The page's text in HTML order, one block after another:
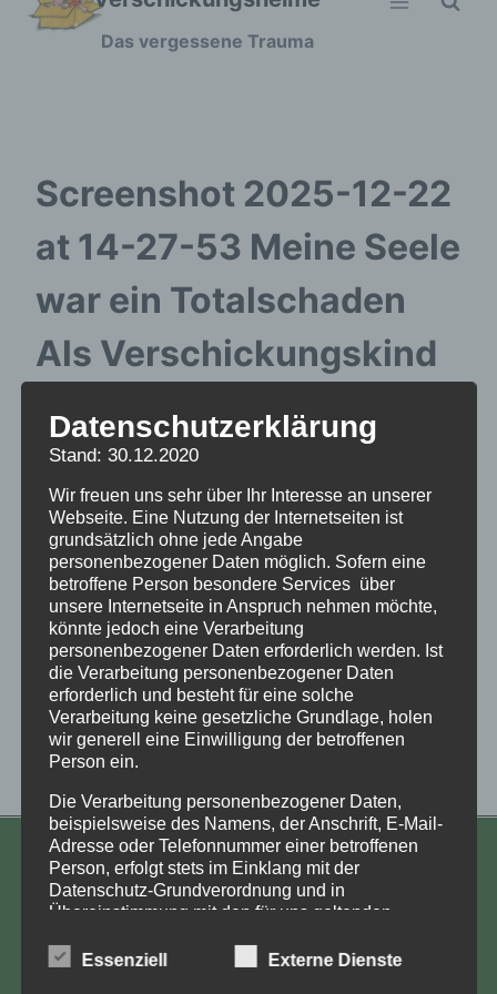
Zum
Das vergessene Trauma
Screenshot 2025-12-22
at 14-27-53 Meine Seele
war ein Totalschaden
Als Verschickungskind
wurde Markus
missbraucht – FOCUS
online
KONTAKT
Aufarbeitung und Erforschung
Anja Röhl
Datenschutzerklärung
Stand: 30.12.2020
Wir freuen uns sehr über Ihr Interesse an unserer
Webseite. Eine Nutzung der Internetseiten ist
grundsätzlich ohne jede Angabe
personenbezogener Daten möglich. Sofern eine
betroffene Person besondere Services über
unsere Internetseite in Anspruch nehmen möchte,
könnte jedoch eine Verarbeitung
personenbezogener Daten erforderlich werden. Ist
die Verarbeitung personenbezogener Daten
erforderlich und besteht für eine solche
Verarbeitung keine gesetzliche Grundlage, holen
wir generell eine Einwilligung der betroffenen
Person ein.
Die Verarbeitung personenbezogener Daten,
beispielsweise des Namens, der Anschrift, E-Mail-
Adresse oder Telefonnummer einer betroffenen
Person, erfolgt stets im Einklang mit der
Datenschutz-Grundverordnung und in
Übereinstimmung mit den für uns geltenden
Mittels dieser Datenschutzerklärung möchte unser
Essenziell Externe Dienste